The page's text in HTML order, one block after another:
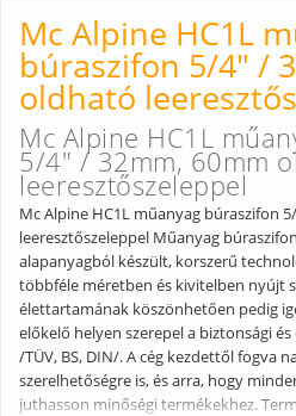
Mc Alpine HC1L
búraszifon 5/4" /
oldható
Mc Alpine HC1L
5/4" / 32mm, 60mm
leeresztőszeleppel
Mc Alpine HC1L műanyag búraszifon
leeresztőszeleppel Műanyag
alapanyagból készült, korszerű
többféle méretben és kivitelben nyújt
élettartamának köszönhetően pedig
előkelő helyen szerepel a biztonsági
/TÜV, BS, DIN/. A cég kezdettől fogva
szerelhetőségre is, és arra, hogy
juthasson minőségi termékekhez.